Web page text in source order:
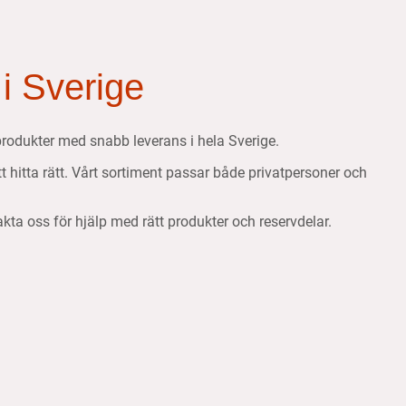
Sverige
med snabb leverans i hela Sverige.
rätt. Vårt sortiment passar både privatpersoner och
oss för hjälp med rätt produkter och reservdelar.